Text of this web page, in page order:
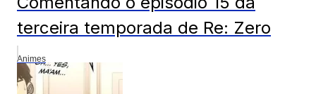
terceira temporada de Re: Zero
Animes